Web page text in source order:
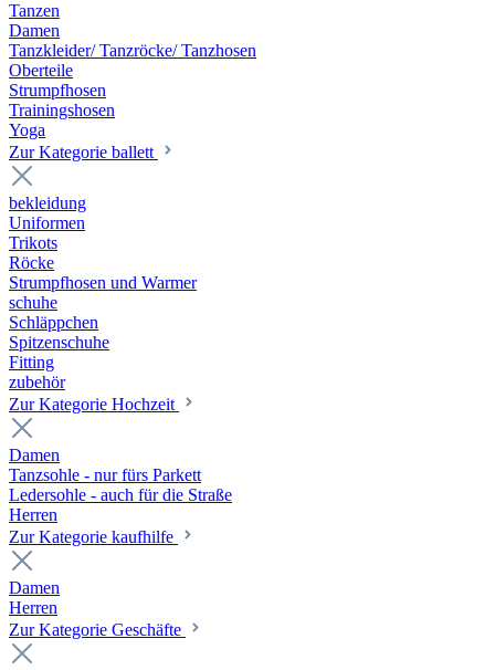
Tanzen
Damen
Tanzkleider/ Tanzröcke/ Tanzhosen
Oberteile
Strumpfhosen
Trainingshosen
Yoga
Zur Kategorie ballett
bekleidung
Uniformen
Trikots
Röcke
Strumpfhosen und Warmer
schuhe
Schläppchen
Spitzenschuhe
Fitting
zubehör
Zur Kategorie Hochzeit
Damen
Tanzsohle - nur fürs Parkett
Ledersohle - auch für die Straße
Herren
Zur Kategorie kaufhilfe
Damen
Herren
Zur Kategorie Geschäfte